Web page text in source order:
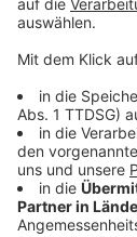
Anzeige
Eröffnung
Nordrhein-
beheimatet
eine der